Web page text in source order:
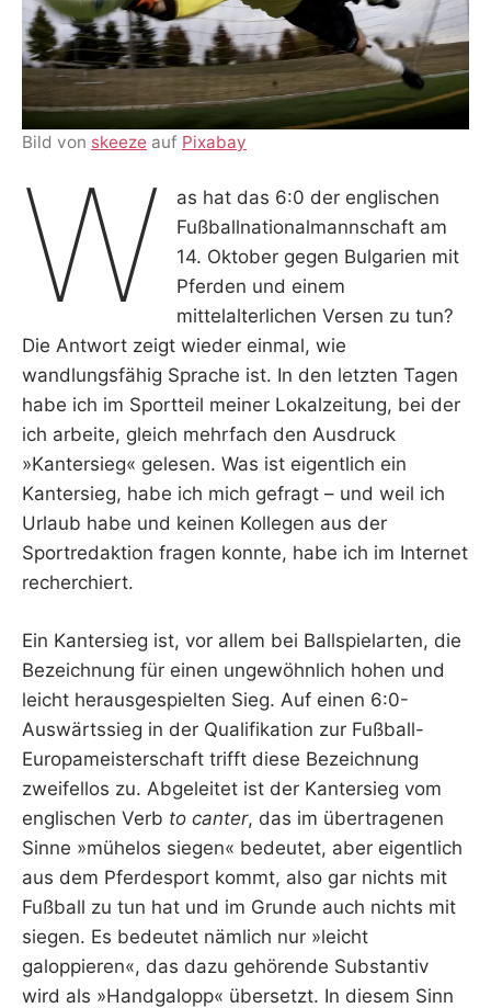
Bild von skeeze auf Pixabay
W
as hat das 6:0 der englischen
Fußballnationalmannschaft am
14. Oktober gegen Bulgarien mit
Pferden und einem
mittelalterlichen Versen zu tun?
Die Antwort zeigt wieder einmal, wie
wandlungsfähig Sprache ist. In den letzten Tagen
habe ich im Sportteil meiner Lokalzeitung, bei der
ich arbeite, gleich mehrfach den Ausdruck
»Kantersieg« gelesen. Was ist eigentlich ein
Kantersieg, habe ich mich gefragt – und weil ich
Urlaub habe und keinen Kollegen aus der
Sportredaktion fragen konnte, habe ich im Internet
recherchiert.
Ein Kantersieg ist, vor allem bei Ballspielarten, die
Bezeichnung für einen ungewöhnlich hohen und
leicht herausgespielten Sieg. Auf einen 6:0-
Auswärtssieg in der Qualifikation zur Fußball-
Europameisterschaft trifft diese Bezeichnung
zweifellos zu. Abgeleitet ist der Kantersieg vom
englischen Verb to canter, das im übertragenen
Sinne »mühelos siegen« bedeutet, aber eigentlich
aus dem Pferdesport kommt, also gar nichts mit
Fußball zu tun hat und im Grunde auch nichts mit
siegen. Es bedeutet nämlich nur »leicht
galoppieren«, das dazu gehörende Substantiv
wird als »Handgalopp« übersetzt. In diesem Sinn